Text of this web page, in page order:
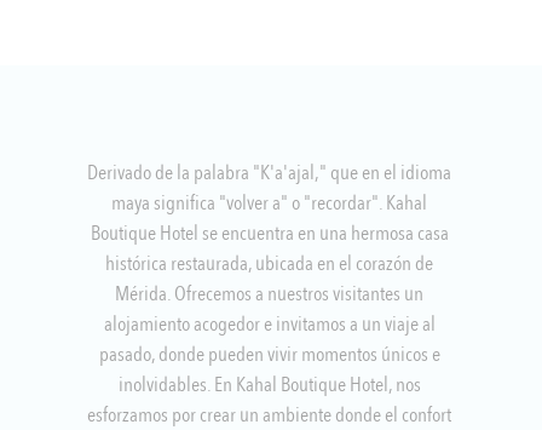
Derivado de la palabra "K'a'ajal," que en el idioma
maya significa "volver a" o "recordar". Kahal
Boutique Hotel se encuentra en una hermosa casa
histórica restaurada, ubicada en el corazón de
Mérida. Ofrecemos a nuestros visitantes un
alojamiento acogedor e invitamos a un viaje al
pasado, donde pueden vivir momentos únicos e
inolvidables. En Kahal Boutique Hotel, nos
esforzamos por crear un ambiente donde el confort